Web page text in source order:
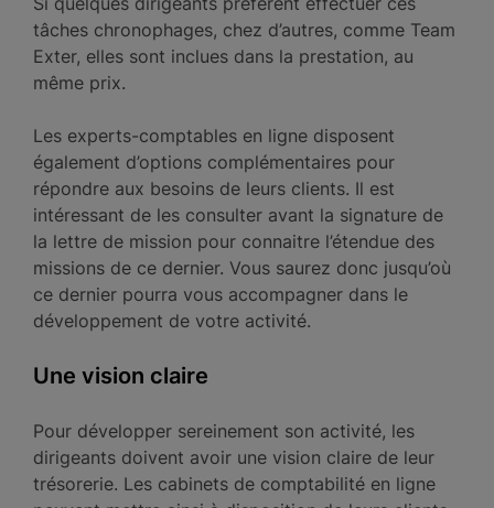
tâches chronophages, chez d’autres, comme Team
Exter, elles sont inclues dans la prestation, au
même prix.
Les experts-comptables en ligne disposent
également d’options complémentaires pour
répondre aux besoins de leurs clients. Il est
intéressant de les consulter avant la signature de
la lettre de mission pour connaitre l’étendue des
missions de ce dernier. Vous saurez donc jusqu’où
ce dernier pourra vous accompagner dans le
développement de votre activité.
Une vision claire
Pour développer sereinement son activité, les
dirigeants doivent avoir une vision claire de leur
trésorerie. Les cabinets de comptabilité en ligne